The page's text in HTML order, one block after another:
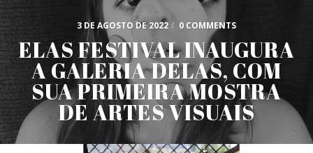
3 DE AGOSTO DE 2022 / 0 COMMENTS
ELAS FESTIVAL INAUGURA
A GALERIA DELAS, COM
SUA PRIMEIRA MOSTRA
DE ARTES VISUAIS